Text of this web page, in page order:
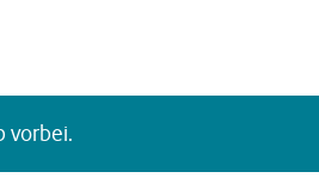
vorbei.